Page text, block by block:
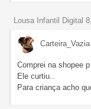
Lousa Infantil Digital
Carteira_Vazia
Comprei na shopee
Ele curtiu..
Para criança acho